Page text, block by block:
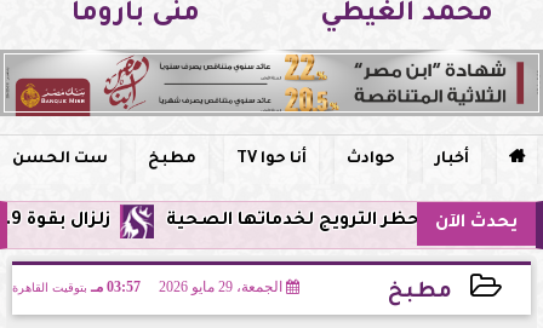
محمد الغيطي منى باروما
 أخبار حوادث أنا حوا TV مطبخ ست الحسن
يحدث الآن زلزال بقوة 5.9 ريختر يشعر به سكان القاهرة وعدة محافظات.. مركزه شرق البحر المتوسط وحظر الترويج لخدماتها الصحية
مطبخ الجمعة، 29 مايو 2026 03:57 مـ بتوقيت القاهرة